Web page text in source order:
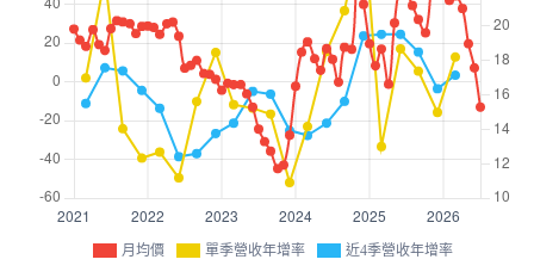
月均價 單季營收年增率 近4季營收年增率